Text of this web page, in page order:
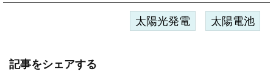
太陽光発電 太陽電池
記事をシェアする